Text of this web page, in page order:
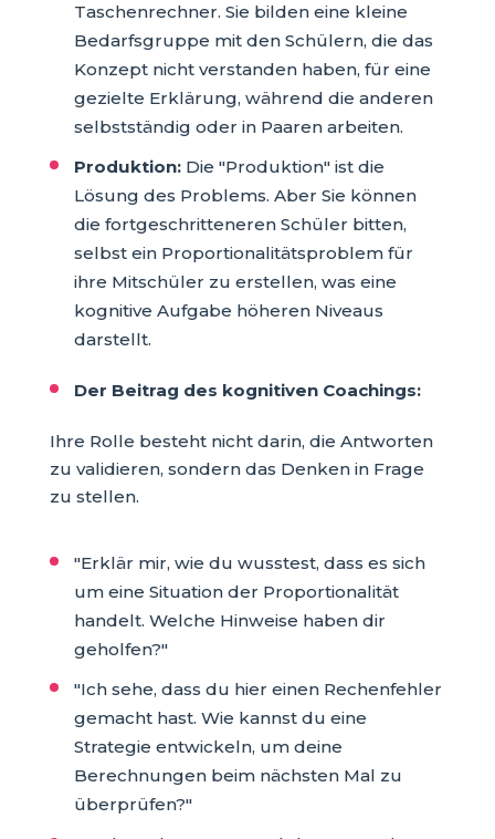
Taschenrechner. Sie bilden eine kleine
Bedarfsgruppe mit den Schülern, die das
Konzept nicht verstanden haben, für eine
gezielte Erklärung, während die anderen
selbstständig oder in Paaren arbeiten.
Produktion:Die "Produktion" ist die
Lösung des Problems. Aber Sie können
die fortgeschritteneren Schüler bitten,
selbst ein Proportionalitätsproblem für
ihre Mitschüler zu erstellen, was eine
kognitive Aufgabe höheren Niveaus
darstellt.
Der Beitrag des kognitiven Coachings:
Ihre Rolle besteht nicht darin, die Antworten
zu validieren, sondern das Denken in Frage
zu stellen.
"Erklär mir, wie du wusstest, dass es sich
um eine Situation der Proportionalität
handelt. Welche Hinweise haben dir
geholfen?"
"Ich sehe, dass du hier einen Rechenfehler
gemacht hast. Wie kannst du eine
Strategie entwickeln, um deine
Berechnungen beim nächsten Mal zu
überprüfen?"